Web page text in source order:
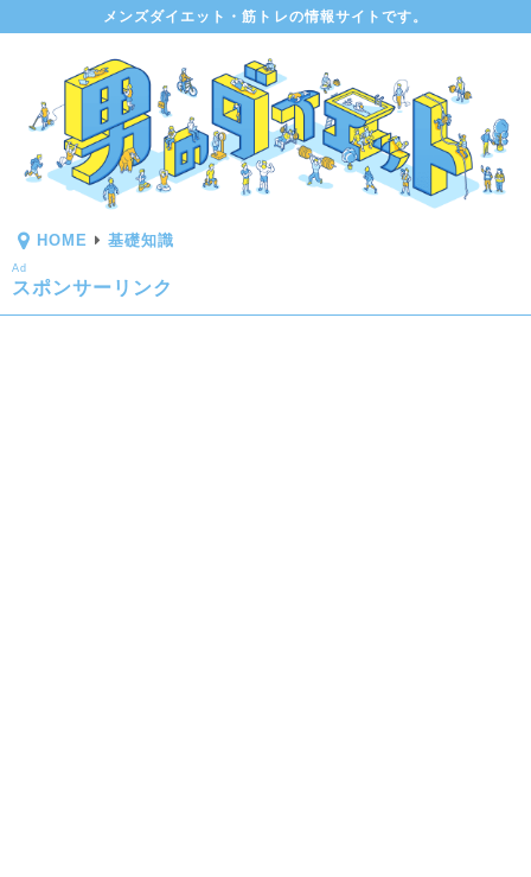
メンズダイエット・筋トレの情報サイトです。
HOME 基礎知識
Ad
スポンサーリンク